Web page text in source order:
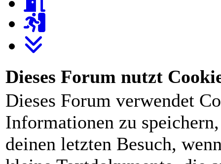
Registrierung
Dieses Forum nutzt
Dieses Forum verwendet
Informationen zu
deinen letzten Besuch,